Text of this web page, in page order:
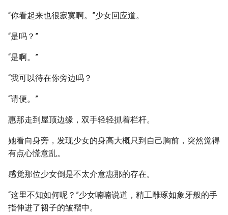
“你看起来也很寂寞啊。”少女回应道。
“是吗？”
“是啊。”
“我可以待在你旁边吗？
“请便。”
惠那走到屋顶边缘，双手轻轻抓着栏杆。
她看向身旁，发现少女的身高大概只到自己胸前，突然觉得
有点心慌意乱。
感觉那位少女倒是不太介意惠那的存在。
“这里不知如何呢？”少女喃喃说道，精工雕琢如象牙般的手
指伸进了裙子的皱褶中。